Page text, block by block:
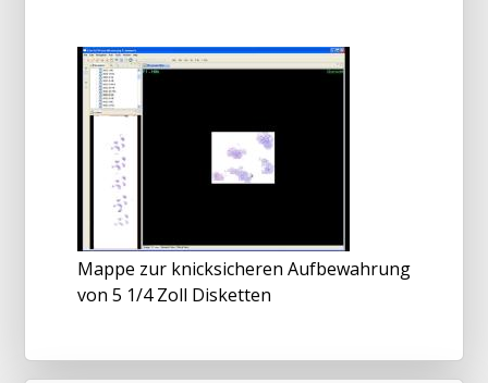
Mappe zur knicksicheren Aufbewahrung
von 5 1/4 Zoll Disketten